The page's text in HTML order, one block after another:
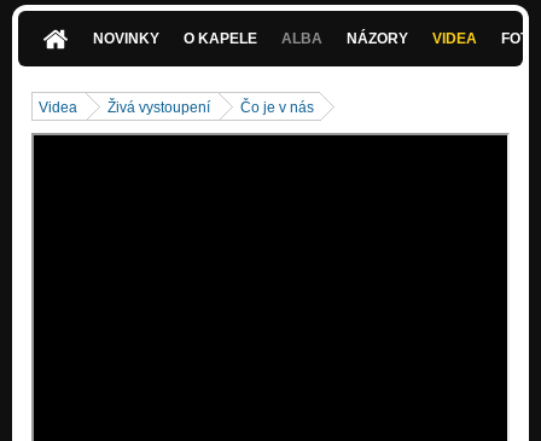
Strach.....nudil som sa doma a nahral som spev...:)
Politikker
NOVINKY O KAPELE ALBA NÁZORY VIDEA
Videa Živá vystoupení Čo je v nás